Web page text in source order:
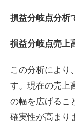
損益分岐点分析
損益分岐点売上
この分析により
す。現在の売上
の幅を広げるこ
確実性が高まり